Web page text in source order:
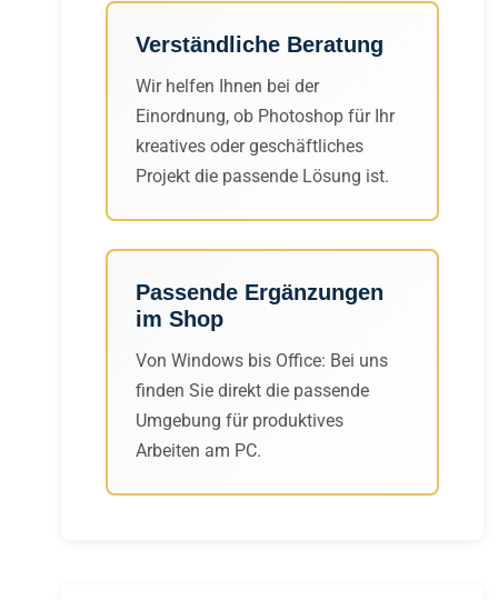
Verständliche Beratung
Wir helfen Ihnen bei der
Einordnung, ob Photoshop für Ihr
kreatives oder geschäftliches
Projekt die passende Lösung ist.
Passende Ergänzungen
im Shop
Von Windows bis Office: Bei uns
finden Sie direkt die passende
Umgebung für produktives
Arbeiten am PC.